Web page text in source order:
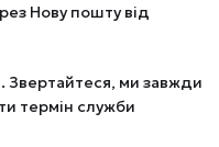
Нову пошту від
Звертайтеся, ми завжди
термін служби